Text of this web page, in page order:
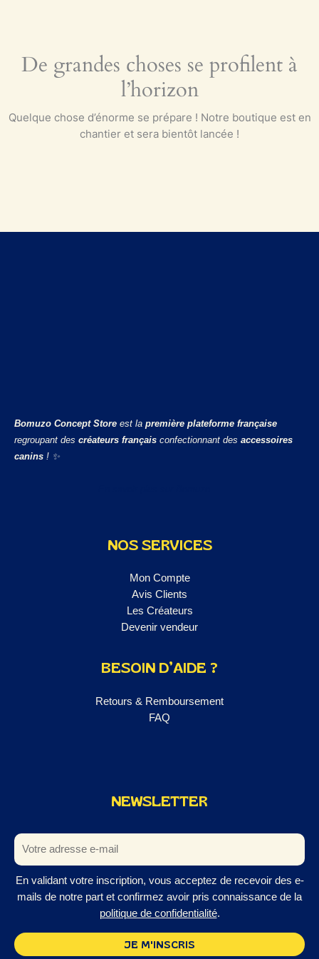
De grandes choses se profilent à
l’horizon
Quelque chose d’énorme se prépare ! Notre boutique est en
chantier et sera bientôt lancée !
Bomuzo Concept Store est la première plateforme française
regroupant des créateurs français confectionnant des accessoires
canins ! ✨
NOS SERVICES
Mon Compte
Avis Clients
Les Créateurs
Devenir vendeur
BESOIN D’AIDE ?
Retours & Remboursement
FAQ
NEWSLETTER
En validant votre inscription, vous acceptez de recevoir des e-
mails de notre part et confirmez avoir pris connaissance de la
politique de confidentialité.